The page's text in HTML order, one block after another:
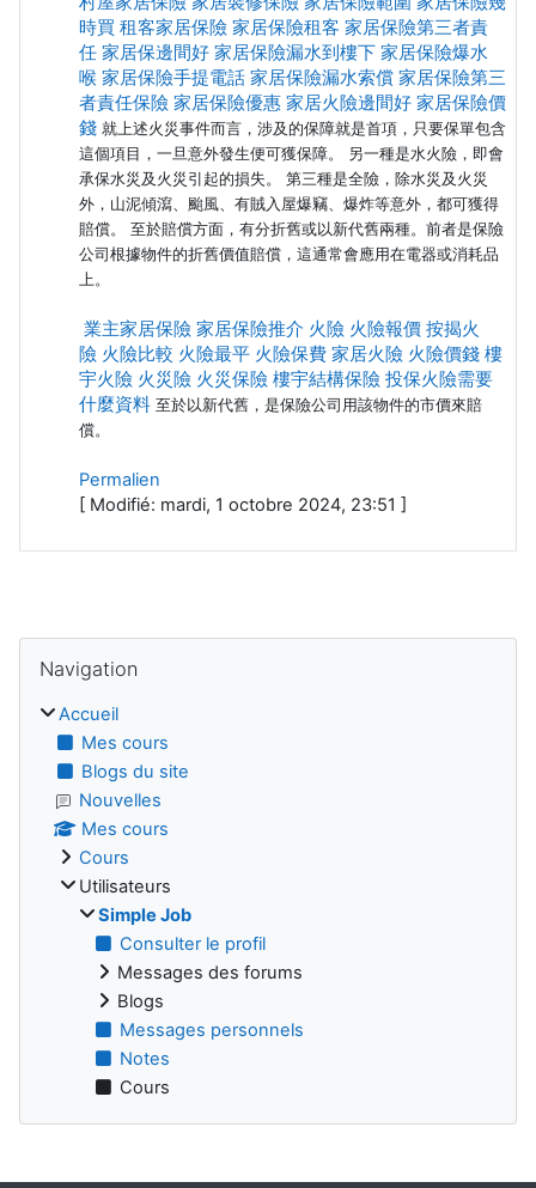
時買 租客家居保險 家居保險租客 家居保險第三者責
任 家居保邊間好 家居保險漏水到樓下 家居保險爆水
喉 家居保險手提電話 家居保險漏水索償 家居保險第三
者責任保險 家居保險優惠 家居火險邊間好 家居保險價
錢 就上述火災事件而言，涉及的保障就是首項，只要保單包含
這個項目，一旦意外發生便可獲保障。 另一種是水火險，即會
承保水災及火災引起的損失。 第三種是全險，除水災及火災
外，山泥傾瀉、颱風、有賊入屋爆竊、爆炸等意外，都可獲得
賠償。 至於賠償方面，有分折舊或以新代舊兩種。前者是保險
公司根據物件的折舊價值賠償，這通常會應用在電器或消耗品
上。
業主家居保險 家居保險推介 火險 火險報價 按揭火
險 火險比較 火險最平 火險保費 家居火險 火險價錢 樓
宇火險 火災險 火災保險 樓宇結構保險 投保火險需要
什麼資料 至於以新代舊，是保險公司用該物件的市價來賠
償。
Permalien
[ Modifié: mardi, 1 octobre 2024, 23:51 ]
Navigation
Accueil
Mes cours
Blogs du site
Nouvelles
Mes cours
Cours
Utilisateurs
Simple Job
Consulter le profil
Messages des forums
Blogs
Messages personnels
Notes
Cours
Blocs